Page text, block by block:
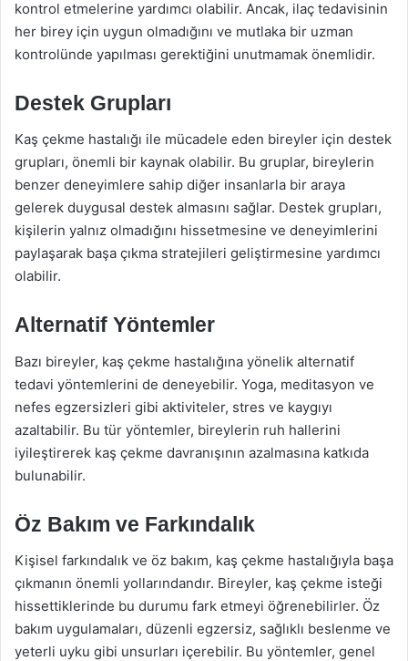
kontrol etmelerine yardımcı olabilir. Ancak, ilaç tedavisinin
her birey için uygun olmadığını ve mutlaka bir uzman
kontrolünde yapılması gerektiğini unutmamak önemlidir.
Destek Grupları
Kaş çekme hastalığı ile mücadele eden bireyler için destek
grupları, önemli bir kaynak olabilir. Bu gruplar, bireylerin
benzer deneyimlere sahip diğer insanlarla bir araya
gelerek duygusal destek almasını sağlar. Destek grupları,
kişilerin yalnız olmadığını hissetmesine ve deneyimlerini
paylaşarak başa çıkma stratejileri geliştirmesine yardımcı
olabilir.
Alternatif Yöntemler
Bazı bireyler, kaş çekme hastalığına yönelik alternatif
tedavi yöntemlerini de deneyebilir. Yoga, meditasyon ve
nefes egzersizleri gibi aktiviteler, stres ve kaygıyı
azaltabilir. Bu tür yöntemler, bireylerin ruh hallerini
iyileştirerek kaş çekme davranışının azalmasına katkıda
bulunabilir.
Öz Bakım ve Farkındalık
Kişisel farkındalık ve öz bakım, kaş çekme hastalığıyla başa
çıkmanın önemli yollarındandır. Bireyler, kaş çekme isteği
hissettiklerinde bu durumu fark etmeyi öğrenebilirler. Öz
bakım uygulamaları, düzenli egzersiz, sağlıklı beslenme ve
yeterli uyku gibi unsurları içerebilir. Bu yöntemler, genel